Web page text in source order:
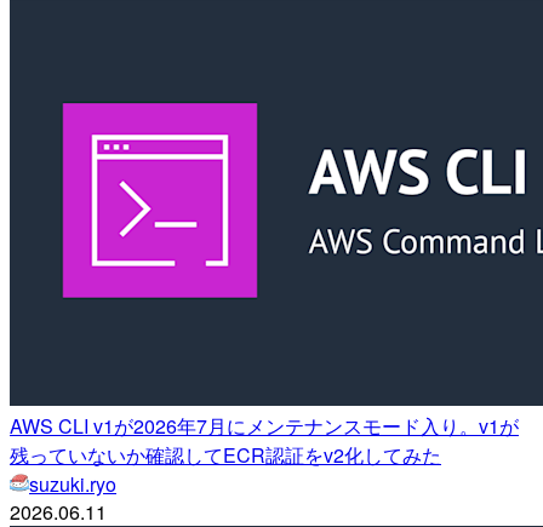
AWS CLI v1が2026年7月にメンテナンスモード入り。v1が
残っていないか確認してECR認証をv2化してみた
suzuki.ryo
2026.06.11